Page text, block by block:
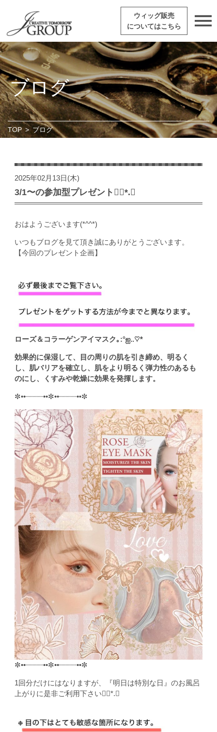
ウィッグ販売
についてはこちら
ブログ
TOP > ブログ
2025年02月13日(木)
3/1〜の参加型プレゼント❁⃘*.ﾟ
おはようございます(*^^*)
いつもブログを見て頂き誠にありがとうございます。
【今回のプレゼント企画】
ローズ＆コラーゲンアイマスク｡:°ஐ..♡*
効果的に保湿して、目の周りの肌を引き締め、明るく
し、肌バリアを確立し、肌をより明るく弾力性のあるも
のにし、くすみや乾燥に効果を発揮します。
✼••┈┈┈┈••✼••┈┈┈┈••✼
✼••┈┈┈┈••✼••┈┈┈┈••✼
1回分だけにはなりますが、『明日は特別な日』のお風呂
上がりに是非ご利用下さい❁⃘*.ﾟ